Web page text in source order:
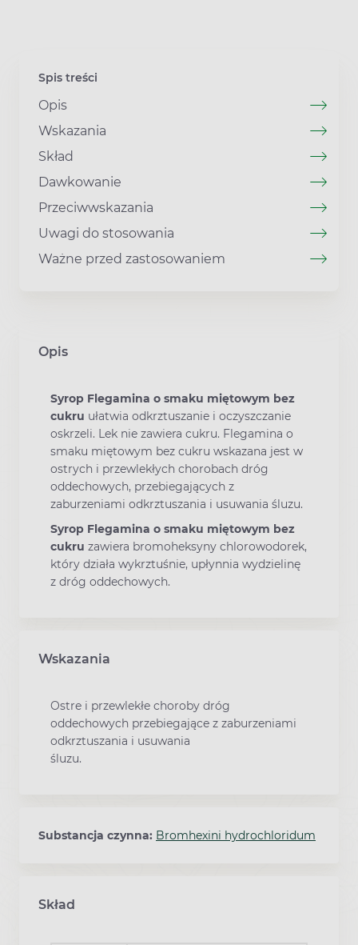
Spis treści
Opis
Wskazania
Skład
Dawkowanie
Przeciwwskazania
Uwagi do stosowania
Ważne przed zastosowaniem
Opis
Syrop Flegamina o smaku miętowym bez
cukru ułatwia odkrztuszanie i oczyszczanie
oskrzeli. Lek nie zawiera cukru. Flegamina o
smaku miętowym bez cukru wskazana jest w
ostrych i przewlekłych chorobach dróg
oddechowych, przebiegających z
zaburzeniami odkrztuszania i usuwania śluzu.
Syrop Flegamina o smaku miętowym bez
cukru zawiera bromoheksyny chlorowodorek,
który działa wykrztuśnie, upłynnia wydzielinę
z dróg oddechowych.
Wskazania
Ostre i przewlekłe choroby dróg
oddechowych przebiegające z zaburzeniami
odkrztuszania i usuwania
śluzu.
Substancja czynna: Bromhexini hydrochloridum
Skład